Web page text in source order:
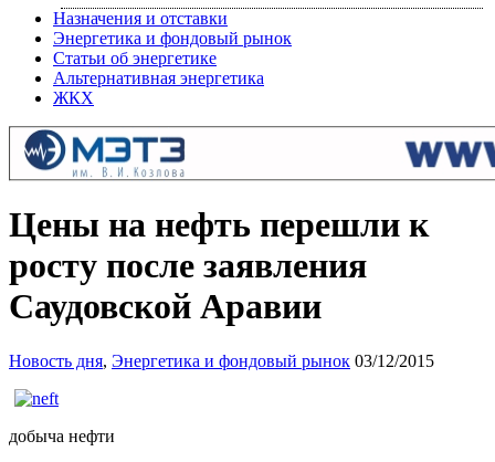
Назначения и отставки
Энергетика и фондовый рынок
Статьи об энергетике
Альтернативная энергетика
ЖКХ
Цены на нефть перешли к
росту после заявления
Саудовской Аравии
Новость дня, Энергетика и фондовый рынок 03/12/2015
добыча нефти